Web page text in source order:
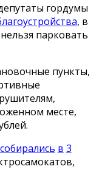
гордумы
, в
парковать
пункты,
месте,
собирались в 3